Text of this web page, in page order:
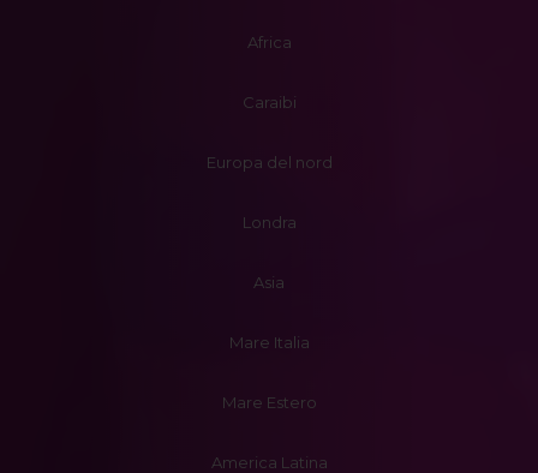
Africa
Caraibi
Europa del nord
Londra
Asia
Mare Italia
Mare Estero
America Latina